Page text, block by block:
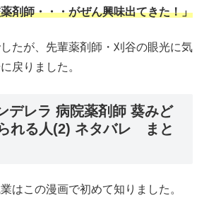
剤師・・・がぜん興味出てきた！」
たが、先輩薬剤師・刈谷の眼光に気
戻りました。
デレラ 病院薬剤師 葵みど
る人(2) ネタバレ まと
はこの漫画で初めて知りました。